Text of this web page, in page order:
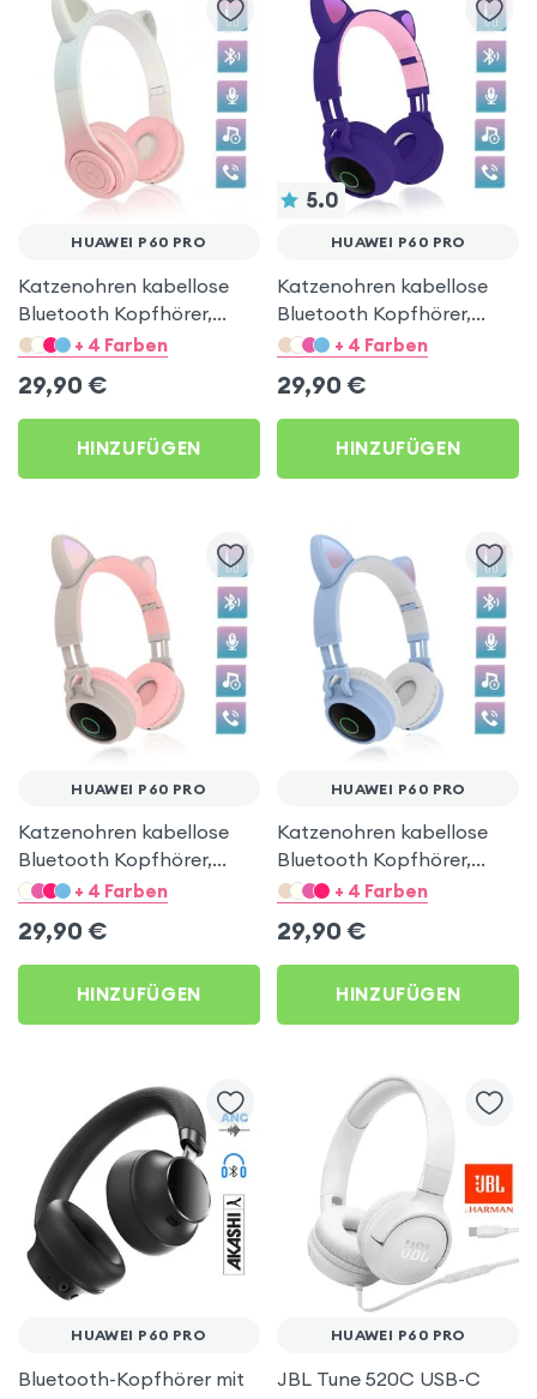
HUAWEI P60 PRO
Katzenohren kabellose
Bluetooth Kopfhörer,
Kitty Headset – Rosa für
+ 4 Farben
29,90 €
HINZUFÜGEN
5.0
HUAWEI P60 PRO
Katzenohren kabellose
Bluetooth Kopfhörer,
Kitty Headset – Violett für
+ 4 Farben
29,90 €
HINZUFÜGEN
HUAWEI P60 PRO
Katzenohren kabellose
Bluetooth Kopfhörer,
Kitty Headset – Beigegrau
+ 4 Farben
29,90 €
HINZUFÜGEN
HUAWEI P60 PRO
Katzenohren kabellose
Bluetooth Kopfhörer,
Kitty Headset – Hellblau
+ 4 Farben
29,90 €
HINZUFÜGEN
HUAWEI P60 PRO
Bluetooth-Kopfhörer mit
HUAWEI P60 PRO
JBL Tune 520C USB-C